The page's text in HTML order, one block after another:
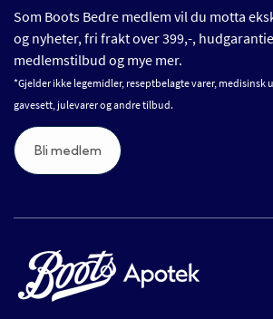
Som Boots Bedre medlem vil du motta
og nyheter, fri frakt over 399,-,
medlemstilbud og mye mer.
*Gjelder ikke legemidler, reseptbelagte varer, medisinsk
gavesett, julevarer og andre tilbud.
Bli medlem